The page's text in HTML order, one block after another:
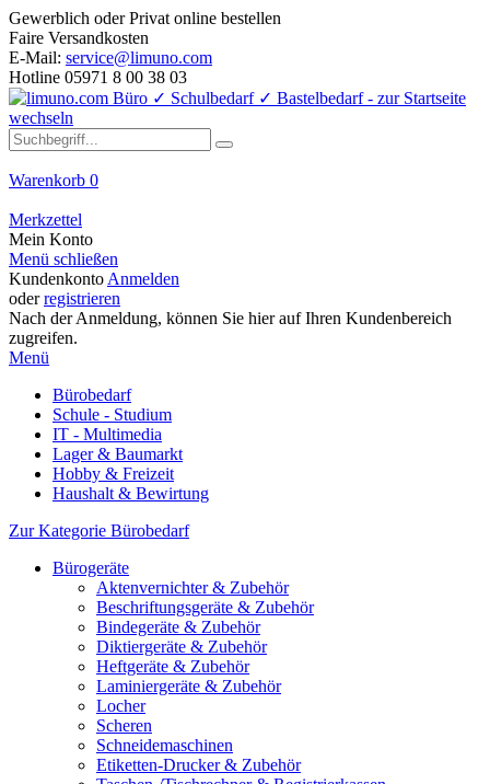
Gewerblich oder Privat online bestellen
Faire Versandkosten
E-Mail: service@limuno.com
Hotline 05971 8 00 38 03
Warenkorb 0
Merkzettel
Mein Konto
Menü schließen
Kundenkonto Anmelden
oderregistrieren
Nach der Anmeldung, können Sie hier auf Ihren Kundenbereich
zugreifen.
Menü
Bürobedarf
Schule - Studium
IT - Multimedia
Lager & Baumarkt
Hobby & Freizeit
Haushalt & Bewirtung
Zur Kategorie Bürobedarf
Bürogeräte
Aktenvernichter & Zubehör
Beschriftungsgeräte & Zubehör
Bindegeräte & Zubehör
Diktiergeräte & Zubehör
Heftgeräte & Zubehör
Laminiergeräte & Zubehör
Locher
Scheren
Schneidemaschinen
Etiketten-Drucker & Zubehör